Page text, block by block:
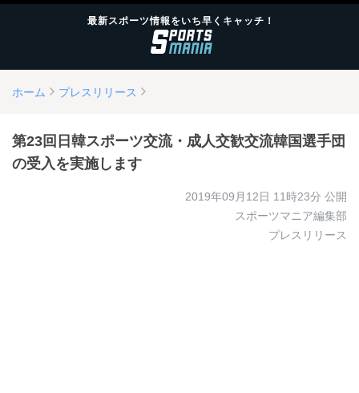
最新スポーツ情報をいち早くキャッチ！
ホーム プレスリリース
第23回日韓スポーツ交流・成人交歓交流韓国選手団
の受入を実施します
2019年09月12日 11時23分 公開
スポーツマニア編集部
プレスリリース